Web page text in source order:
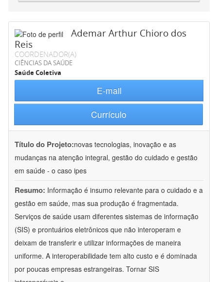
Ademar Arthur Chioro dos
Reis
COORDENADOR(A)
CIÊNCIAS DA SAÚDE
Saúde Coletiva
E-mail
Currículo
Título do Projeto:novas tecnologias, inovação e as
mudanças na atenção integral, gestão do cuidado e gestão
em saúde - o caso ipes
Resumo: Informação é insumo relevante para o cuidado e a
gestão em saúde, mas sua produção é fragmentada.
Serviços de saúde usam diferentes sistemas de informação
(SIS) e prontuários eletrônicos que não interoperam e
deixam de transferir e utilizar informações de maneira
uniforme. A interoperabilidade tem alto custo e é dominada
por poucas empresas estrangeiras. Tornar SIS